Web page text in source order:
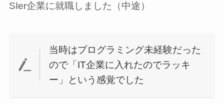
SIer企業に就職しました（中途）
当時はプログラミング未経験だった
ので「IT企業に入れたのでラッキ
ー」という感覚でした